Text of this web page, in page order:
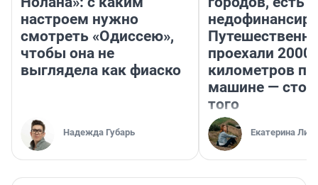
настроем нужно
смотреть «Одиссею»,
чтобы она не
выглядела как фиаско
Надежда Губарь
проехали 2000
километров по
машине —
того
Екатерина